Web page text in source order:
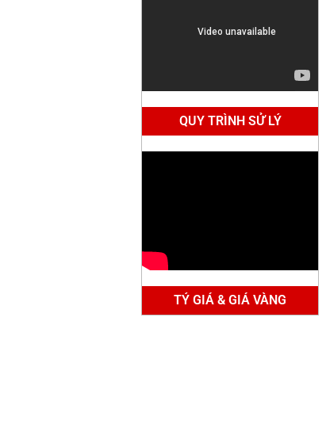
QUY TRÌNH SỬ LÝ
TÝ GIÁ & GIÁ VÀNG